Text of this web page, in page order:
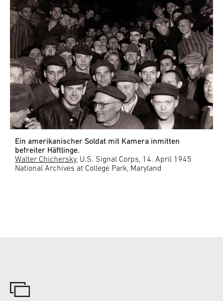
Ein amerikanischer Soldat mit Kamera inmitten
befreiter Häftlinge.
Walter Chichersky, U.S. Signal Corps, 14. April 1945
National Archives at College Park, Maryland